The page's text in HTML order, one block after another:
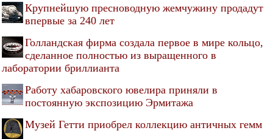
Крупнейшую пресноводную жемчужину продадут
впервые за 240 лет
Голландская фирма создала первое в мире кольцо,
сделанное полностью из выращенного в
лаборатории бриллианта
Работу хабаровского ювелира приняли в
постоянную экспозицию Эрмитажа
Музей Гетти приобрел коллекцию античных гемм